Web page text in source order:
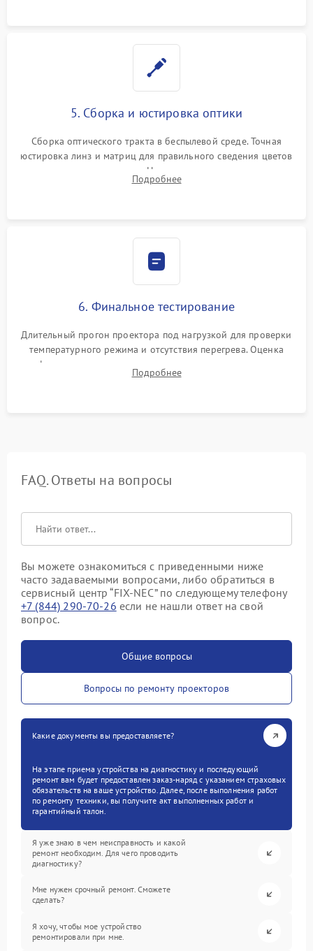
5. Сборка и юстировка оптики
Сборка оптического тракта в беспылевой среде. Точная
юстировка линз и матриц для правильного сведения цветов
и устранения размытия. Надежное подключение всех
шлейфов, установка датчиков и закрытие корпуса
Подробнее
6. Финальное тестирование
Длительный прогон проектора под нагрузкой для проверки
температурного режима и отсутствия перегрева. Оценка
фокуса, контрастности и цветопередачи на тестовых
таблицах. Проверка работы всех видеовходов и кнопок
Подробнее
FAQ. Ответы на вопросы
Вы можете ознакомиться с приведенными ниже
часто задаваемыми вопросами, либо обратиться в
сервисный центр “FIX-NEC” по следующему телефону
+7 (844) 290-70-26 если не нашли ответ на свой
вопрос.
Общие вопросы
Вопросы по ремонту проекторов
Какие документы вы предоставляете?
На этапе приема устройства на диагностику и последующий
ремонт вам будет предоставлен заказ-наряд с указанием страховых
обязательств на ваше устройство. Далее, после выполнения работ
по ремонту техники, вы получите акт выполненных работ и
гарантийный талон.
Я уже знаю в чем неисправность и какой
ремонт необходим. Для чего проводить
диагностику?
Мне нужен срочный ремонт. Сможете
сделать?
Я хочу, чтобы мое устройство
ремонтировали при мне.